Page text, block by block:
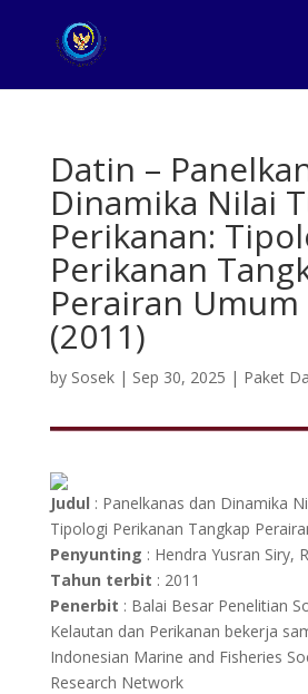
Datin –
Dinamika Nilai
Perikanan:
Perikanan
Perairan
(2011)
by Sosek| Sep 30, 2025 | Paket
Judul : Panelkanas dan Dinamika
Tipologi Perikanan Tangkap
Penyunting : Hendra Yusran Siry,
Tahun terbit : 2011
Penerbit : Balai Besar Penelitian
Kelautan dan Perikanan bekerja
Indonesian Marine and Fisheries
Research Network